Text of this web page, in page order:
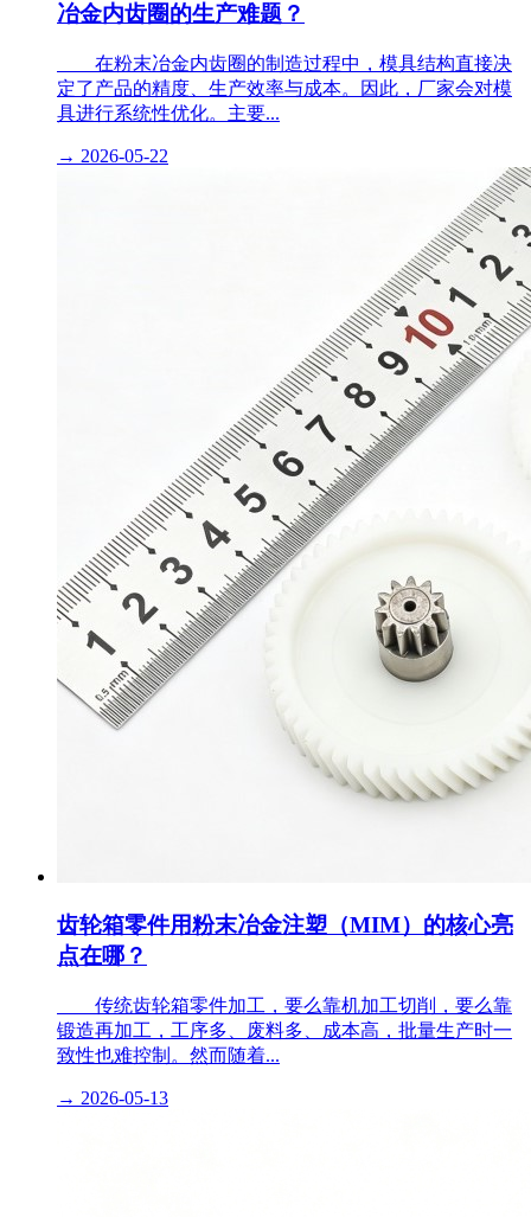
冶金内齿圈的生产难题？
​ 在粉末冶金内齿圈的制造过程中，模具结构直接决
定了产品的精度、生产效率与成本。因此，厂家会对模
具进行系统性优化。主要...
→ 2026-05-22
齿轮箱零件用粉末冶金注塑（MIM）的核心亮
点在哪？
​ 传统齿轮箱零件加工，要么靠机加工切削，要么靠
锻造再加工，工序多、废料多、成本高，批量生产时一
致性也难控制。然而随着...
→ 2026-05-13